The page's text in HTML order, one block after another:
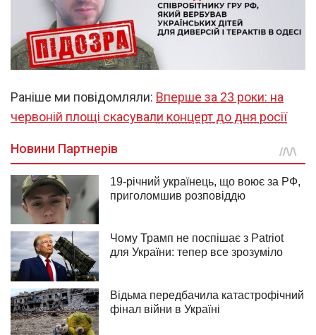
Раніше ми повідомляли: Вперше за 23 роки: на
червоній площі скасували концерт до дня росії